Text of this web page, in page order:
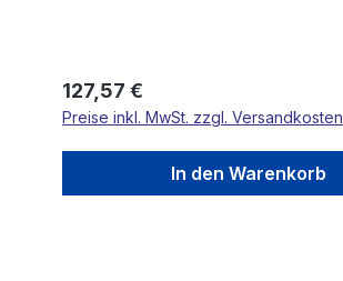
Regulärer Preis:
127,57 €
Preise inkl. MwSt. zzgl. Versandkosten
In den Warenkorb